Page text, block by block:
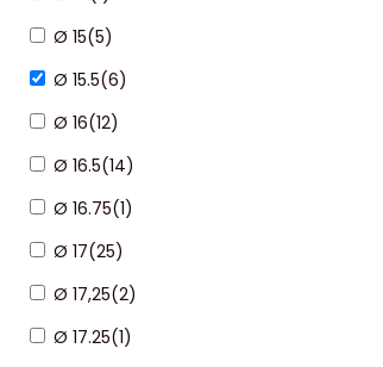
Ø 15(5)
Ø 15.5(6)
Ø 16(12)
Ø 16.5(14)
Ø 16.75(1)
Ø 17(25)
Ø 17,25(2)
Ø 17.25(1)